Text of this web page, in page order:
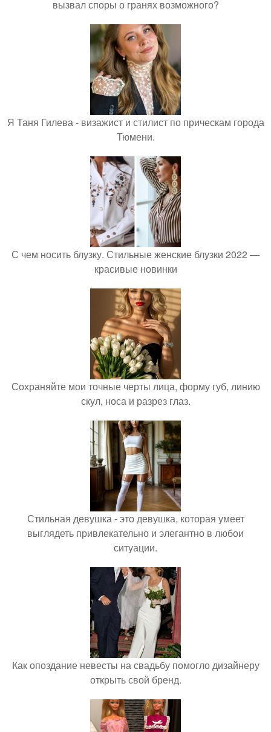
вызвал споры о гранях возможного?
Я Таня Гилева - визажист и стилист по прическам города
Тюмени.
С чем носить блузку. Стильные женские блузки 2022 —
красивые новинки
Сохраняйте мои точные черты лица, форму губ, линию
скул, носа и разрез глаз.
Стильная девушка - это девушка, которая умеет
выглядеть привлекательно и элегантно в любои
ситуации.
Как опоздание невесты на свадьбу помогло дизайнеру
открыть свой бренд.